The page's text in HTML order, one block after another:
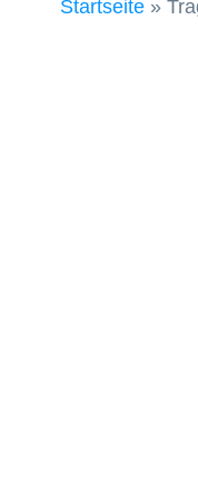
Startseite»